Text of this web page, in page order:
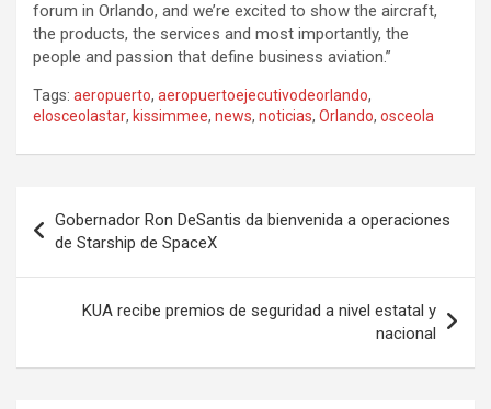
forum in Orlando, and we’re excited to show the aircraft,
the products, the services and most importantly, the
people and passion that define business aviation.”
Tags: aeropuerto, aeropuertoejecutivodeorlando,
elosceolastar, kissimmee, news, noticias, Orlando, osceola
s
a
Gobernador Ron DeSantis da bienvenida a operaciones
de Starship de SpaceX
KUA recibe premios de seguridad a nivel estatal y
nacional